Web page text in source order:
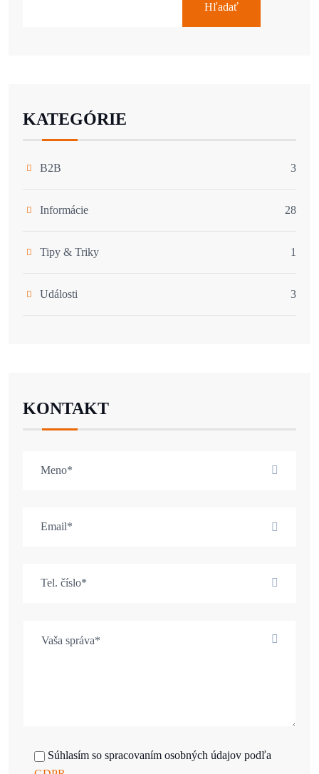
Hľadať
KATEGÓRIE
B2B 3
Informácie 28
Tipy & Triky 1
Události 3
KONTAKT
Súhlasím so spracovaním osobných údajov podľa